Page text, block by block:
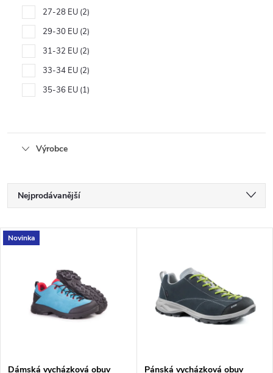
27-28 EU 2
29-30 EU 2
31-32 EU 2
33-34 EU 2
35-36 EU 1
Výrobce
Ř
a
Nejprodávanější
Nejdražší
V
s
Novinka
Dámská vycházková obuv Pánská vycházková obuv